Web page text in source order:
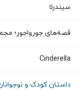
سیندرلا
قصه‌های جورواجور؛
Cinderella
داستان کودک و